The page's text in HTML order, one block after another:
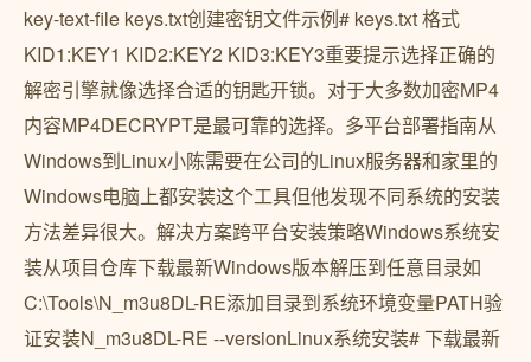
key-text-file keys.txt创建密钥文件示例# keys.txt 格式
KID1:KEY1 KID2:KEY2 KID3:KEY3重要提示选择正确的
解密引擎就像选择合适的钥匙开锁。对于大多数加密MP4
内容MP4DECRYPT是最可靠的选择。多平台部署指南从
Windows到Linux小陈需要在公司的Linux服务器和家里的
Windows电脑上都安装这个工具但他发现不同系统的安装
方法差异很大。解决方案跨平台安装策略Windows系统安
装从项目仓库下载最新Windows版本解压到任意目录如
C:\Tools\N_m3u8DL-RE添加目录到系统环境变量PATH验
证安装N_m3u8DL-RE --versionLinux系统安装# 下载最新